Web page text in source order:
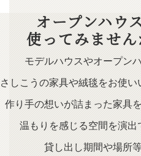
オープンハウ
使ってみませ
モデルハウスやオープン
さしこうの家具や絨毯をお使い
作り手の想いが詰まった家具
温もりを感じる空間を演出
貸し出し期間や場所